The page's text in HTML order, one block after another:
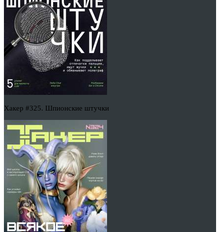
Хакер #325. Шпионские штучки